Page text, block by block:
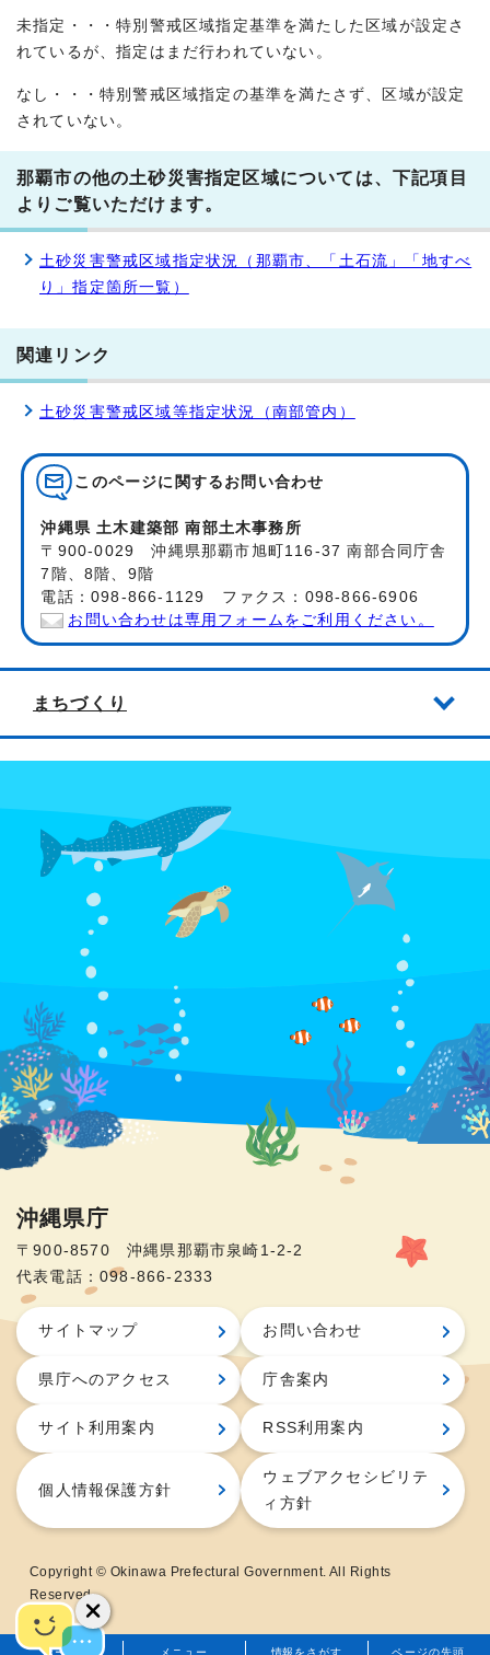
未指定・・・特別警戒区域指定基準を満たした区域が設定さ
れているが、指定はまだ行われていない。
なし・・・特別警戒区域指定の基準を満たさず、区域が設定
されていない。
那覇市の他の土砂災害指定区域については、下記項目
よりご覧いただけます。
土砂災害警戒区域指定状況（那覇市、「土石流」「地すべ
り」指定箇所一覧）
関連リンク
土砂災害警戒区域等指定状況（南部管内）
このページに関する お問い合わせ
沖縄県 土木建築部 南部土木事務所
〒900-0029 沖縄県那覇市旭町116-37 南部合同庁舎
7階、8階、9階
電話：098-866-1129 ファクス：098-866-6906
お問い合わせは専用フォームをご利用ください。
まちづくり
メニュー
ホーム 情報をさがす ページの先頭
沖縄県庁
〒900-8570 沖縄県那覇市泉崎1-2-2
代表電話：098-866-2333
サイトマップ お問い合わせ
県庁へのアクセス 庁舎案内
サイト利用案内 RSS利用案内
個人情報保護方針
ウェブアクセシビリテ
ィ方針
Copyright © Okinawa Prefectural Government. All Rights
Reserved.